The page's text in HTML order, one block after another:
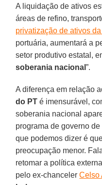
A liquidação de ativos
áreas de refino,
privatização de ativos
portuária, aumentará a
setor produtivo estatal,
soberania nacional”.
A diferença em relação
do PT é imensurável,
soberania nacional
programa de governo de
que podemos dizer é
preocupação menor.
retomar a política
pelo ex-chancelerCelso